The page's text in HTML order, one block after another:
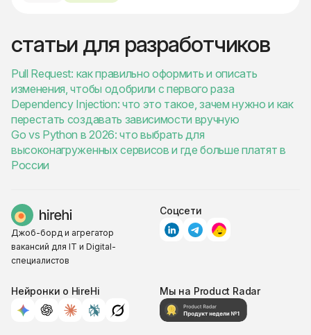
статьи для разработчиков
Pull Request: как правильно оформить и описать
изменения, чтобы одобрили с первого раза
Dependency Injection: что это такое, зачем нужно и как
перестать создавать зависимости вручную
Go vs Python в 2026: что выбрать для
высоконагруженных сервисов и где больше платят в
России
Джоб-борд и агрегатор
вакансий для IT и Digital-
специалистов
Соцсети
Нейронки о HireHi Мы на Product Radar